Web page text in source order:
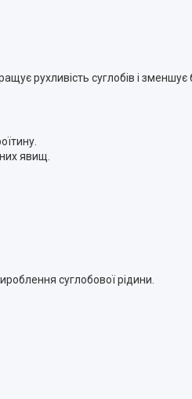
рухливість суглобів і зменшує
явищ.
суглобової рідини.